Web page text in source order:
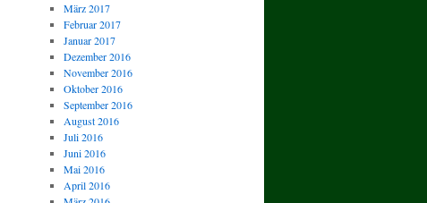
März 2017
Februar 2017
Januar 2017
Dezember 2016
November 2016
Oktober 2016
September 2016
August 2016
Juli 2016
Juni 2016
Mai 2016
April 2016